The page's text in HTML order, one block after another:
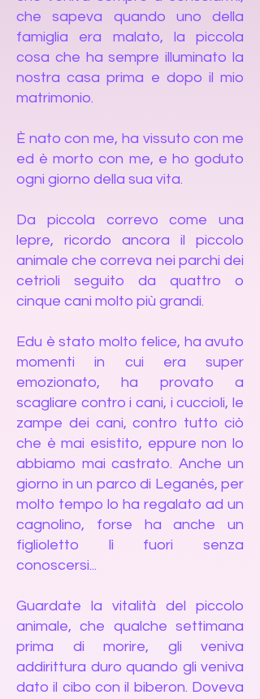
che sapeva quando uno della
famiglia era malato, la piccola
cosa che ha sempre illuminato la
nostra casa prima e dopo il mio
matrimonio.
È nato con me, ha vissuto con me
ed è morto con me, e ho goduto
ogni giorno della sua vita.
Da piccola correvo come una
lepre, ricordo ancora il piccolo
animale che correva nei parchi dei
cetrioli seguito da quattro o
cinque cani molto più grandi.
Edu è stato molto felice, ha avuto
momenti in cui era super
emozionato, ha provato a
scagliare contro i cani, i cuccioli, le
zampe dei cani, contro tutto ciò
che è mai esistito, eppure non lo
abbiamo mai castrato. Anche un
giorno in un parco di Leganés, per
molto tempo lo ha regalato ad un
cagnolino, forse ha anche un
figlioletto lì fuori senza
conoscersi...
Guardate la vitalità del piccolo
animale, che qualche settimana
prima di morire, gli veniva
addirittura duro quando gli veniva
dato il cibo con il biberon. Doveva